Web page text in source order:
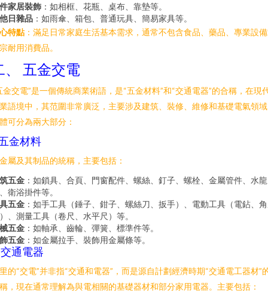
家居裝飾 ：如相框、花瓶、桌布、靠墊等。
日雜品 ：如雨傘、箱包、普通玩具、簡易家具等。
特點：滿足日常家庭生活基本需求，通常不包含食品、藥品、專業設
耐用消費品。
、 五金交電
金交電”是一個傳統商業術語，是“五金材料”和“交通電器”的合稱，在現
語境中，其范圍非常廣泛，主要涉及建筑、裝修、維修和基礎電氣領
可分為兩大部分：
金材料
屬及其制品的統稱，主要包括：
五金 ：如鎖具、合頁、門窗配件、螺絲、釘子、螺栓、金屬管件、水龍
衛浴掛件等。
五金 ：如手工具（錘子、鉗子、螺絲刀、扳手）、電動工具（電鉆、
、測量工具（卷尺、水平尺）等。
五金 ：如軸承、齒輪、彈簧、標準件等。
五金 ：如金屬拉手、裝飾用金屬條等。
交通電器
的“交電”并非指“交通和電器”，而是源自計劃經濟時期“交通電工器材”
，現在通常理解為與電相關的基礎器材和部分家用電器。主要包括：